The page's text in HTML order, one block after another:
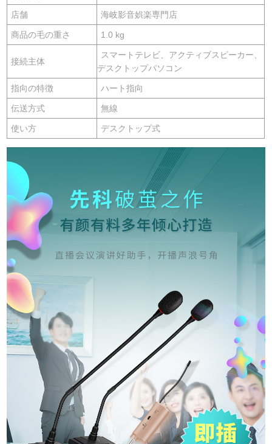
店舗 海岐影音娯楽専門店
商品の毛の重さ 1.0 kg
接続主体
スマートテレビ、アクティブスピーカー、
デスクトップパソコン
指向の特徴 ハート指向
伝送方式 無線
使い方 デスクトップ式